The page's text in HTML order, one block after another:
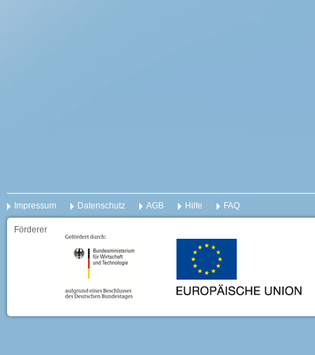
Impressum Datenschutz AGB Hilfe FAQ
Förderer